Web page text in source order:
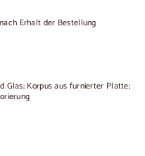
Erhalt der Bestellung
Glas; Korpus aus furnierter Platte;